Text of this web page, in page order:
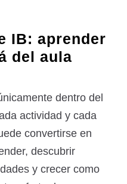
IB: aprender
del aula
dentro del
actividad y cada
convertirse en
descubrir
y crecer como